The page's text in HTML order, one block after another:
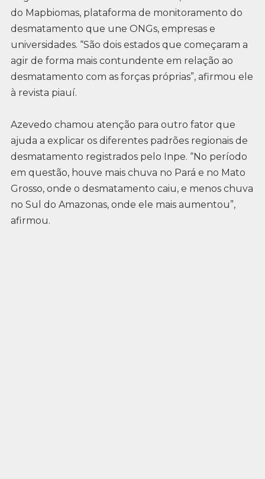
do Mapbiomas, plataforma de monitoramento do
desmatamento que une ONGs, empresas e
universidades. “São dois estados que começaram a
agir de forma mais contundente em relação ao
desmatamento com as forças próprias”, afirmou ele
à revista piauí.
Azevedo chamou atenção para outro fator que
ajuda a explicar os diferentes padrões regionais de
desmatamento registrados pelo Inpe. “No período
em questão, houve mais chuva no Pará e no Mato
Grosso, onde o desmatamento caiu, e menos chuva
no Sul do Amazonas, onde ele mais aumentou”,
afirmou.